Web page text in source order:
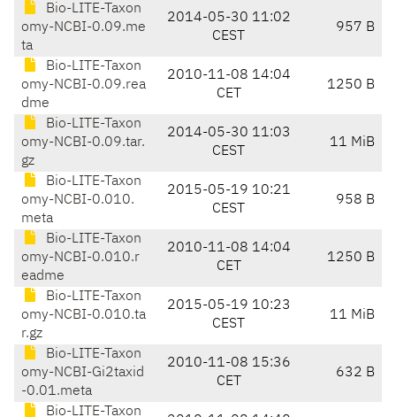
Bio-LITE-Taxon
omy-NCBI-0.09.me
ta
2014-05-30 11:02
CEST
957 B
Bio-LITE-Taxon
omy-NCBI-0.09.rea
dme
2010-11-08 14:04
CET
1250 B
Bio-LITE-Taxon
omy-NCBI-0.09.tar.
gz
2014-05-30 11:03
CEST
11 MiB
Bio-LITE-Taxon
omy-NCBI-0.010.
meta
2015-05-19 10:21
CEST
958 B
Bio-LITE-Taxon
omy-NCBI-0.010.r
eadme
2010-11-08 14:04
CET
1250 B
Bio-LITE-Taxon
omy-NCBI-0.010.ta
r.gz
2015-05-19 10:23
CEST
11 MiB
Bio-LITE-Taxon
omy-NCBI-Gi2taxid
-0.01.meta
2010-11-08 15:36
CET
632 B
Bio-LITE-Taxon